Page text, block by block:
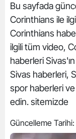
Bu sayfada
Corinthians ile
Corinthians
ilgili tüm video,
haberleri
Sivas haberleri,
spor haberleri ve
edin. sitemizde
Güncelleme Tarihi: